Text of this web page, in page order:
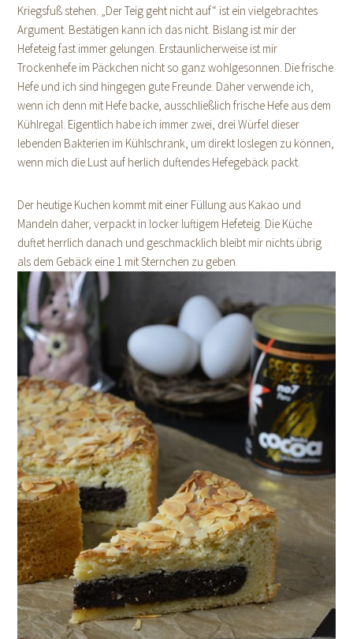
Kriegsfuß stehen. „Der Teig geht nicht auf“ ist ein vielgebrachtes
Argument. Bestätigen kann ich das nicht. Bislang ist mir der
Hefeteig fast immer gelungen. Erstaunlicherweise ist mir
Trockenhefe im Päckchen nicht so ganz wohlgesonnen. Die frische
Hefe und ich sind hingegen gute Freunde. Daher verwende ich,
wenn ich denn mit Hefe backe, ausschließlich frische Hefe aus dem
Kühlregal. Eigentlich habe ich immer zwei, drei Würfel dieser
lebenden Bakterien im Kühlschrank, um direkt loslegen zu können,
wenn mich die Lust auf herlich duftendes Hefegebäck packt.
Der heutige Kuchen kommt mit einer Füllung aus Kakao und
Mandeln daher, verpackt in locker luftigem Hefeteig. Die Küche
duftet herrlich danach und geschmacklich bleibt mir nichts übrig
als dem Gebäck eine 1 mit Sternchen zu geben.